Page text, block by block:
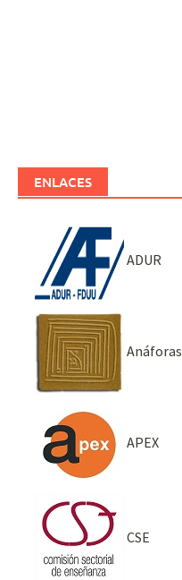
ENLACES
ADUR
Anáforas
APEX
CSE